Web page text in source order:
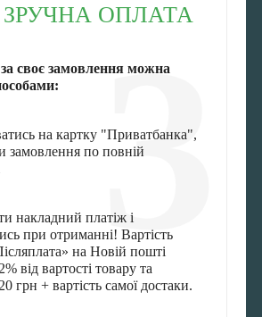
3
ЗРУЧНА ОПЛАТА
своє замовлення можна
на картку "Приватбанка",
по повній
накладний платіж і
при отриманні! Вартість
на Новій пошті
від вартості товару та
грн + вартість самої достаки.